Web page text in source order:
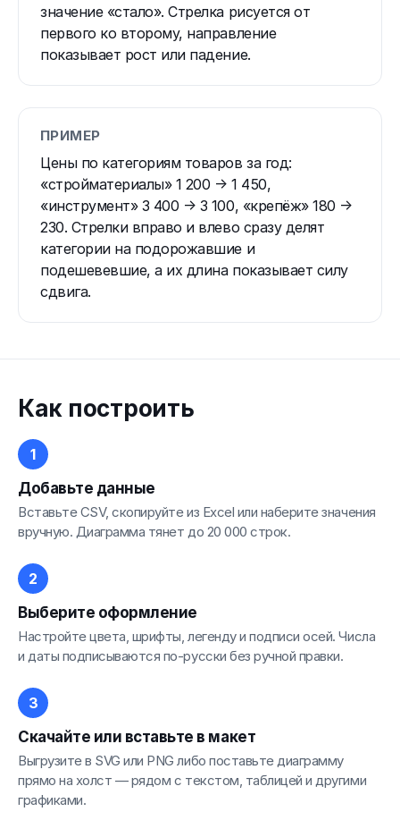
значение «стало». Стрелка рисуется от
первого ко второму, направление
показывает рост или падение.
ПРИМЕР
Цены по категориям товаров за год:
«стройматериалы» 1 200 → 1 450,
«инструмент» 3 400 → 3 100, «крепёж» 180 →
230. Стрелки вправо и влево сразу делят
категории на подорожавшие и
подешевевшие, а их длина показывает силу
сдвига.
Как построить
Добавьте данные
Вставьте CSV, скопируйте из Excel или наберите значения
вручную. Диаграмма тянет до 20 000 строк.
Выберите оформление
Настройте цвета, шрифты, легенду и подписи осей. Числа
и даты подписываются по-русски без ручной правки.
Скачайте или вставьте в макет
Выгрузите в SVG или PNG либо поставьте диаграмму
прямо на холст — рядом с текстом, таблицей и другими
графиками.